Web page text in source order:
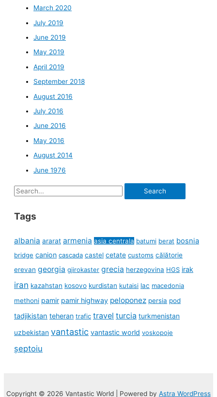
March 2020
July 2019
June 2019
May 2019
April 2019
September 2018
August 2016
July 2016
June 2016
May 2016
August 2014
June 1976
Search
Tags
albania ararat armenia asia centrala batumi berat bosnia
bridge canion cascada castel cetate customs călătorie
erevan georgia gjirokaster grecia herzegovina HGS irak
iran kazahstan kosovo kurdistan kutaisi lac macedonia
methoni pamir pamir highway peloponez persia pod
tadjikistan teheran trafic travel turcia turkmenistan
uzbekistan vantastic vantastic world voskopoje
șeptoiu
Copyright © 2026 Vantastic World | Powered by Astra WordPress